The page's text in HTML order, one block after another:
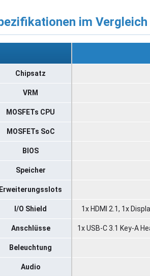
im Vergleich
Chipsatz
VRM
MOSFETs CPU
MOSFETs SoC
BIOS
Speicher
I/O Shield 1x HDMI 2.1, 1x
Anschlüsse 1x USB-C 3.1 Key-A
Beleuchtung
Audio